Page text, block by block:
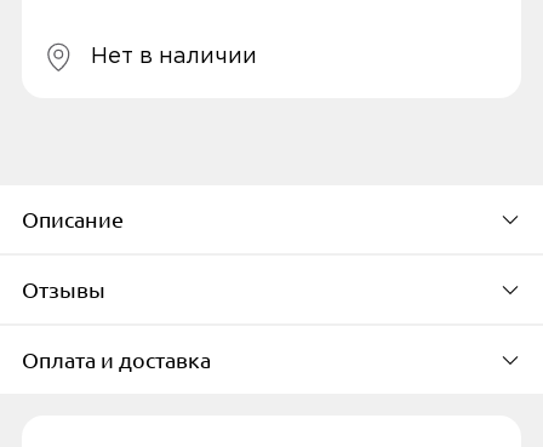
Нет в наличии
Описание
Конструкция наушников
Отзывы
Будьте первым, кто
Оплата и доставка